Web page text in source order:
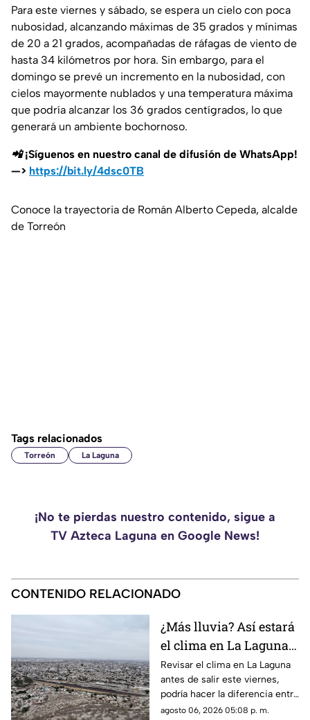
Para este viernes y sábado, se espera un cielo con poca
nubosidad, alcanzando máximas de 35 grados y mínimas
de 20 a 21 grados, acompañadas de ráfagas de viento de
hasta 34 kilómetros por hora. Sin embargo, para el
domingo se prevé un incremento en la nubosidad, con
cielos mayormente nublados y una temperatura máxima
que podría alcanzar los 36 grados centígrados, lo que
generará un ambiente bochornoso.
📲 ¡Síguenos en nuestro canal de difusión de WhatsApp!
—> https://bit.ly/4dsc0TB
Conoce la trayectoria de Román Alberto Cepeda, alcalde
de Torreón
Tags relacionados
Torreón La Laguna
¡No te pierdas nuestro contenido, sigue a
TV Azteca Laguna en Google News!
CONTENIDO RELACIONADO
¿Más lluvia? Así estará
el clima en La Laguna
este viernes 7 de agosto
2026
Revisar el clima en La Laguna
antes de salir este viernes,
podría hacer la diferencia entre
un día tranquilo y uno lleno de
agosto 06, 2026 05:08 p. m.